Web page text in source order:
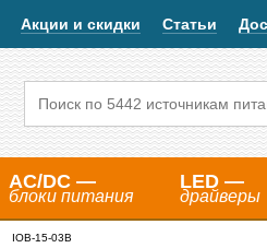
Акции и скидки Статьи
AC/DC —
блоки питания
LED —
драйверы
IOB-15-03B